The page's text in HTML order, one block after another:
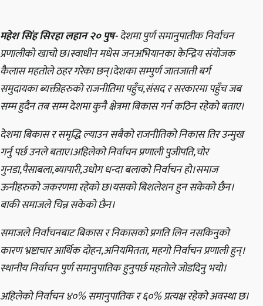
महेश सिंह सिरहा लहान २० पुष-देशमा पुर्ण समानुपातीक निर्वाचन
प्रणालीको खाचो छ।स्वाधीन मधेस जनअभियानका केन्द्रिय संयोजक
कैलास महतोले ठहर गरेका छन्।देशका सम्पुर्ण जातजाती बर्ग
समुदायका ब्यक्तीहरुको राजनीतिमा पहुँच,संसद र सरकारमा पहुँच जब
सम्म हुदैन तब सम्म देशमा कुनै क्षेत्रमा बिकास गर्न कठिन रहेको बताए।
देशमा बिकास र समृद्धि ल्याउन सबैको राजनीतिको निकास तिर उन्मुख
गर्नु पर्छ उनले बताए।अहिलेको निर्वाचन प्रणाली पुजीपति,चोर
गुनडा,पैसाबला,ब्यापारी,उधोग धन्दा बलाको निर्वाचन हो।समाज
ऊनीहरुको जकरणमा रहेको छ।यसको बिशलेशन हुन सकेको छैन।
बाकी समाजले चिन्न सकेको छैन।
समाजले निर्वाचनबाट बिकास र निकासको प्रगति लिन नसकिनुको
कारण भ्रष्टाचार आर्थिक दोहन,अनियमितता, महगो निर्वाचन प्रणाली हुन्।
स्थानीय निर्वाचन पुर्ण समानुपातिक हुनुपर्छ महतोले जोडदिनु भयो।
अहिलेको निर्वाचन ४०% समानुपातिक र ६०% प्रत्यक्ष रहेको अवस्था छ।